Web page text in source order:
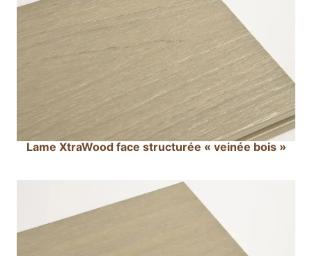
«
t
r
è
s
r
Lame XtraWood face structurée « veinée bois »